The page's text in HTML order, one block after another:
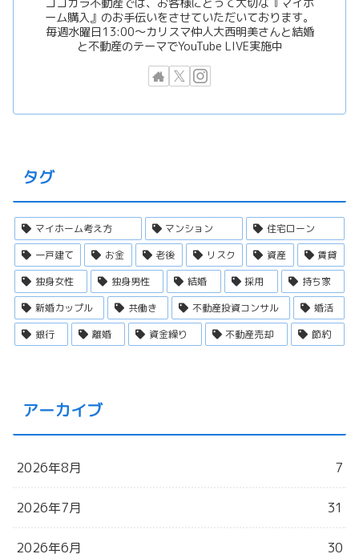
ココカラ不動産では、お客様にとって大切な『マイホ
ーム購入』のお手伝いをさせていただいております。
毎週水曜日13:00〜カリスマ仲人大西明美さんと結婚
と不動産のテーマでYouTube LIVE実施中
タグ
マイホーム考え方 マンション
住宅ローン
一戸建て
お金 老後 リスク 資産
賃貸
独身女性
独身男性 結婚 採用
持ち家
新婚カップル
共働き 不動産投資コンサル
婚活
銀行
離婚 資金繰り 不動産売却 節約
アーカイブ
2026年8月 7
2026年7月 31
2026年6月 30